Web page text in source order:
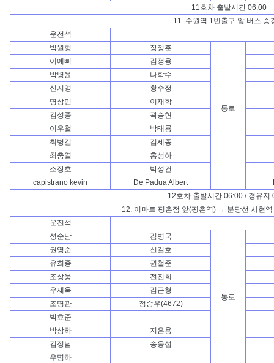
11호차 출발시간 06:00
11. 수원역 1번출구 앞 버스 승
운전석
박원형
장정훈
통로
이예뻐
김정용
박병윤
나학수
신지영
황수정
명상민
이재학
김성중
곽승현
이우철
박태룡
최병길
김세종
최충열
홍성하
소장호
박성건
capistrano kevin
De Padua Albert
12호차 출발시간 06:00 / 경유지
12. 이마트 평촌점 앞(평촌역) → 분당선 서현
운전석
성순남
김병국
통로
권영순
신길호
유희종
권철준
조상웅
전진희
우제욱
김근형
조명관
정승우(4672)
박효준
박상하
지은용
김정남
송웅섭
우명하